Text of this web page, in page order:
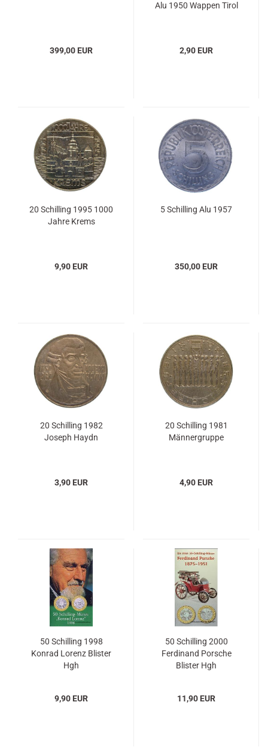
399,00 EUR
Alu 1950 Wappen Tirol
2,90 EUR
20 Schilling 1995 1000
Jahre Krems
9,90 EUR
5 Schilling Alu 1957
350,00 EUR
20 Schilling 1982
Joseph Haydn
3,90 EUR
20 Schilling 1981
Männergruppe
4,90 EUR
50 Schilling 1998
Konrad Lorenz Blister
Hgh
9,90 EUR
50 Schilling 2000
Ferdinand Porsche
Blister Hgh
11,90 EUR